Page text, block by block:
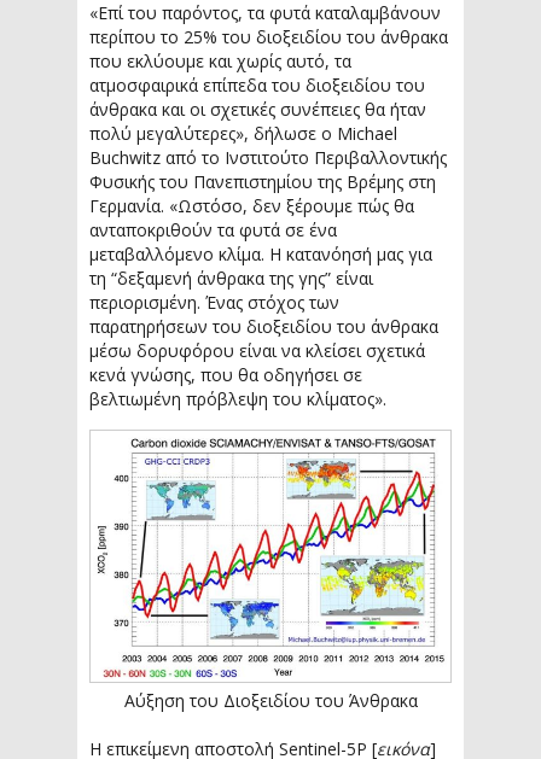
«Επί του παρόντος, τα φυτά καταλαμβάνουν
περίπου το 25% του διοξειδίου του άνθρακα
που εκλύουμε και χωρίς αυτό, τα
ατμοσφαιρικά επίπεδα του διοξειδίου του
άνθρακα και οι σχετικές συνέπειες θα ήταν
πολύ μεγαλύτερες», δήλωσε ο Michael
Buchwitz από το Ινστιτούτο Περιβαλλοντικής
Φυσικής του Πανεπιστημίου της Βρέμης στη
Γερμανία. «Ωστόσο, δεν ξέρουμε πώς θα
ανταποκριθούν τα φυτά σε ένα
μεταβαλλόμενο κλίμα. Η κατανόησή μας για
τη “δεξαμενή άνθρακα της γης” είναι
περιορισμένη. Ένας στόχος των
παρατηρήσεων του διοξειδίου του άνθρακα
μέσω δορυφόρου είναι να κλείσει σχετικά
κενά γνώσης, που θα οδηγήσει σε
βελτιωμένη πρόβλεψη του κλίματος».
Αύξηση του Διοξειδίου του Άνθρακα
Η επικείμενη αποστολή Sentinel-5P [εικόνα]